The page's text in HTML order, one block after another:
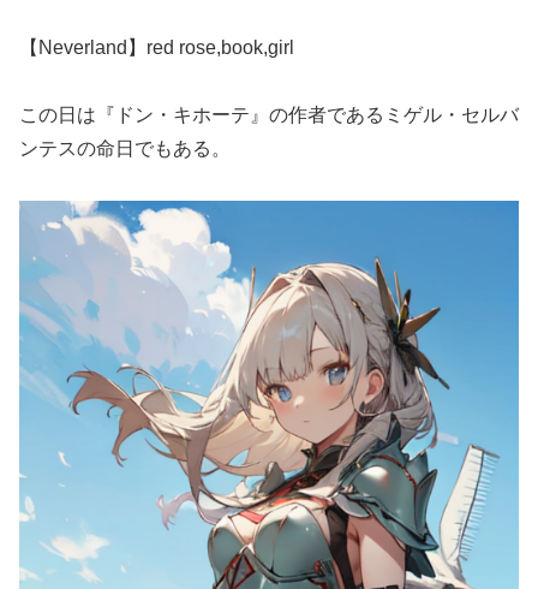
【Neverland】red rose,book,girl
この日は『ドン・キホーテ』の作者であるミゲル・セルバ
ンテスの命日でもある。